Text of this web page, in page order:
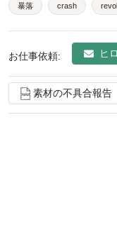
暴落 crash
現金 キャッシュ
資産 不動産 fx
お仕事依頼: ヒ
素材の不具合報告